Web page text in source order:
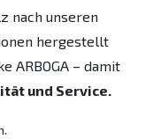
nach unseren
hergestellt
ARBOGA – damit
und Service.